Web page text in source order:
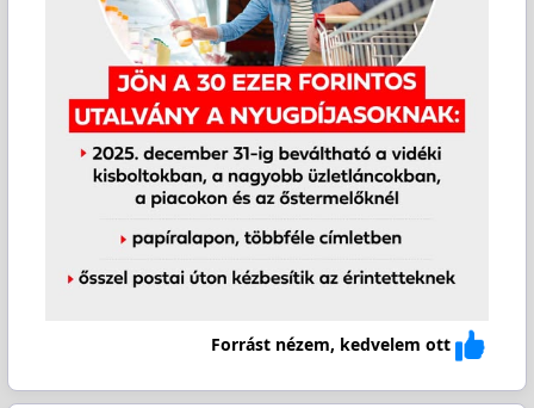
Forrást nézem, kedvelem ott